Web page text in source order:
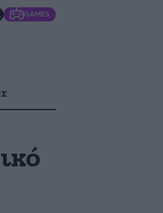
GAMES